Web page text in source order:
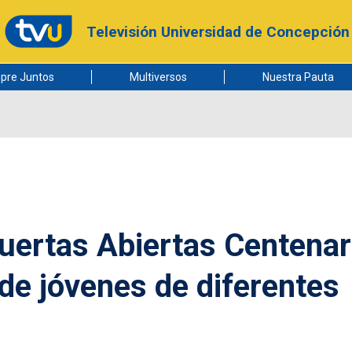
Televisión Universidad de Concepción
Juntos Multiversos Nuestra Pauta
Abiertas
jóvenes de diferentes